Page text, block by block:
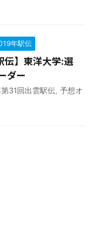
年駅伝
伝】東洋大学:選
ダー
31回出雲駅伝 予想オ